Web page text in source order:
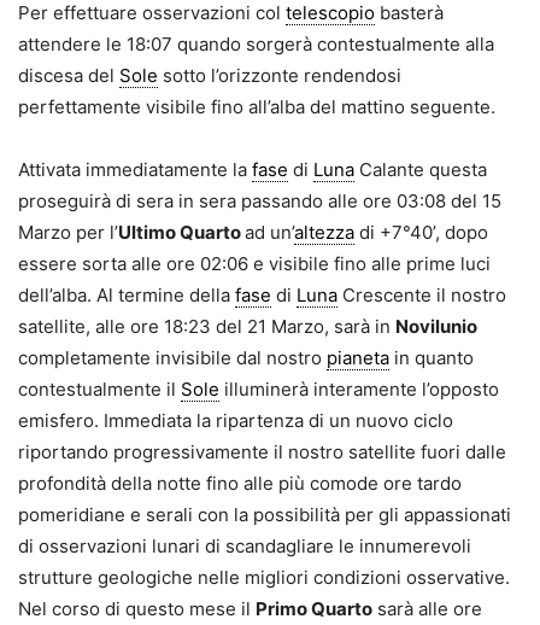
Per effettuare osservazioni col telescopio basterà
attendere le 18:07 quando sorgerà contestualmente alla
discesa del Sole sotto l’orizzonte rendendosi
perfettamente visibile fino all’alba del mattino seguente.
Attivata immediatamente la fase di Luna Calante questa
proseguirà di sera in sera passando alle ore 03:08 del 15
Marzo per l’Ultimo Quartoad un’altezza di +7°40’, dopo
essere sorta alle ore 02:06 e visibile fino alle prime luci
dell’alba. Al termine della fase di Luna Crescente il nostro
satellite, alle ore 18:23 del 21 Marzo, sarà in Novilunio
completamente invisibile dal nostro pianeta in quanto
contestualmente il Sole illuminerà interamente l’opposto
emisfero. Immediata la ripartenza di un nuovo ciclo
riportando progressivamente il nostro satellite fuori dalle
profondità della notte fino alle più comode ore tardo
pomeridiane e serali con la possibilità per gli appassionati
di osservazioni lunari di scandagliare le innumerevoli
strutture geologiche nelle migliori condizioni osservative.
Nel corso di questo mese il Primo Quarto sarà alle ore